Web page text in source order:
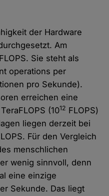
der Hardware
Am
Sie steht als
operations per
pro Sekunde).
erreichen eine
(1012 FLOPS)
liegen derzeit bei
Für den Vergleich
menschlichen
wenig sinnvoll, denn
eine einzige
Sekunde. Das liegt